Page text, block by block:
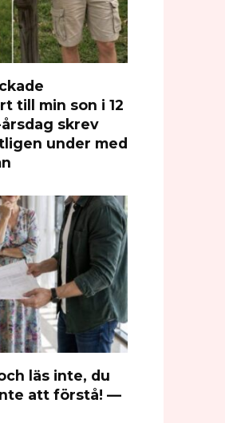
till min son i 12
årsdag skrev
under med
läs inte, du
att förstå! —